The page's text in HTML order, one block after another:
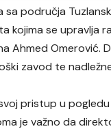
područja
kojima se upravlja
Ahmed Omerović.
zavod te
pristup u
je važno da